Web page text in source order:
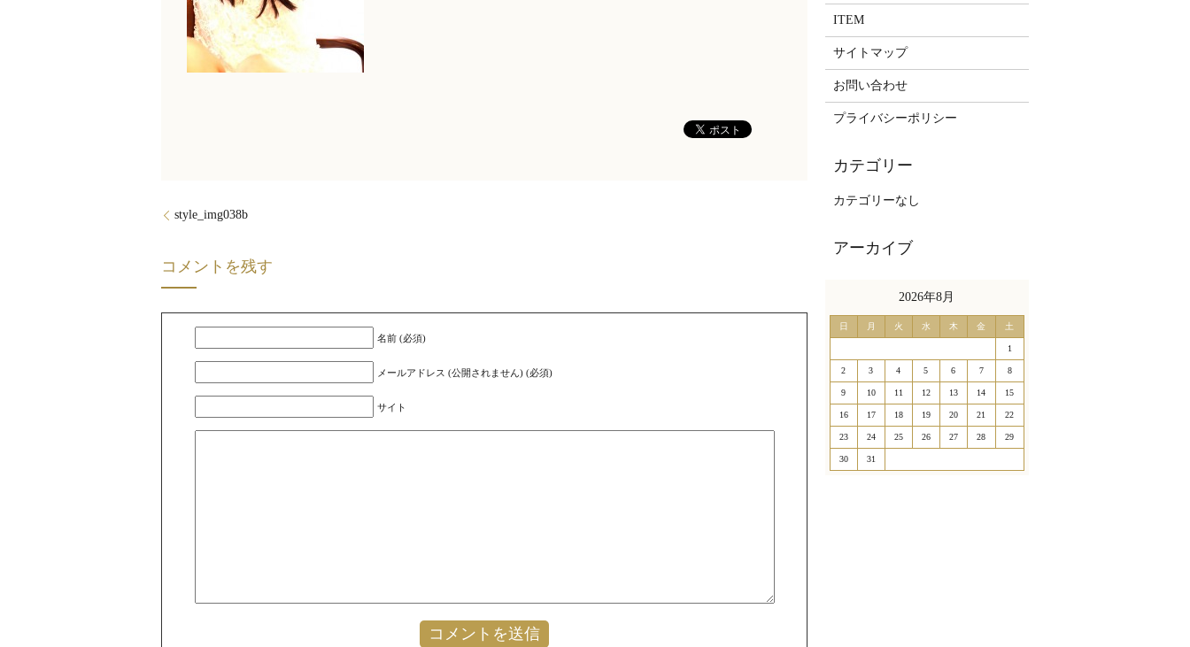
style_img038b
コメントを残す
名前 (必須)
メールアドレス (公開されません) (必須)
サイト
ITEM
サイトマップ
お問い合わせ
プライバシーポリシー
カテゴリーなし
2026年8月
日 月 火 水 木 金 土
1
2 3 4 5 6 7 8
9 10 11 12 13 14 15
16 17 18 19 20 21 22
23 24 25 26 27 28 29
30 31